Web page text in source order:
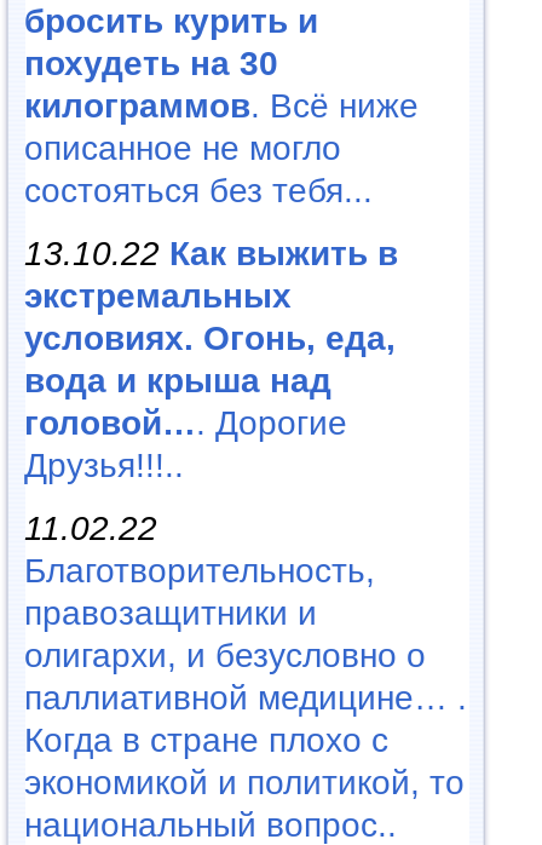
бросить курить и
похудеть на 30
килограммов. Всё ниже
описанное не могло
состояться без тебя...
13.10.22 Как выжить в
экстремальных
условиях. Огонь, еда,
вода и крыша над
головой…. Дорогие
Друзья!!!..
11.02.22
Благотворительность,
правозащитники и
олигархи, и безусловно о
паллиативной медицине… .
Когда в стране плохо с
экономикой и политикой, то
национальный вопрос..